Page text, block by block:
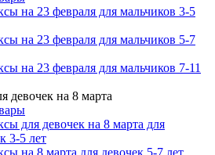
на 23 февраля для мальчиков 3-5
на 23 февраля для мальчиков 5-7
на 23 февраля для мальчиков 7-11
девочек на 8 марта
для девочек на 8 марта для
3-5 лет
на 8 марта для девочек 5-7 лет